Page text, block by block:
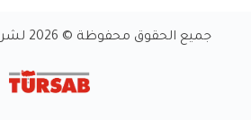
جميع الحقوق محفوظة © 2026 لشركة